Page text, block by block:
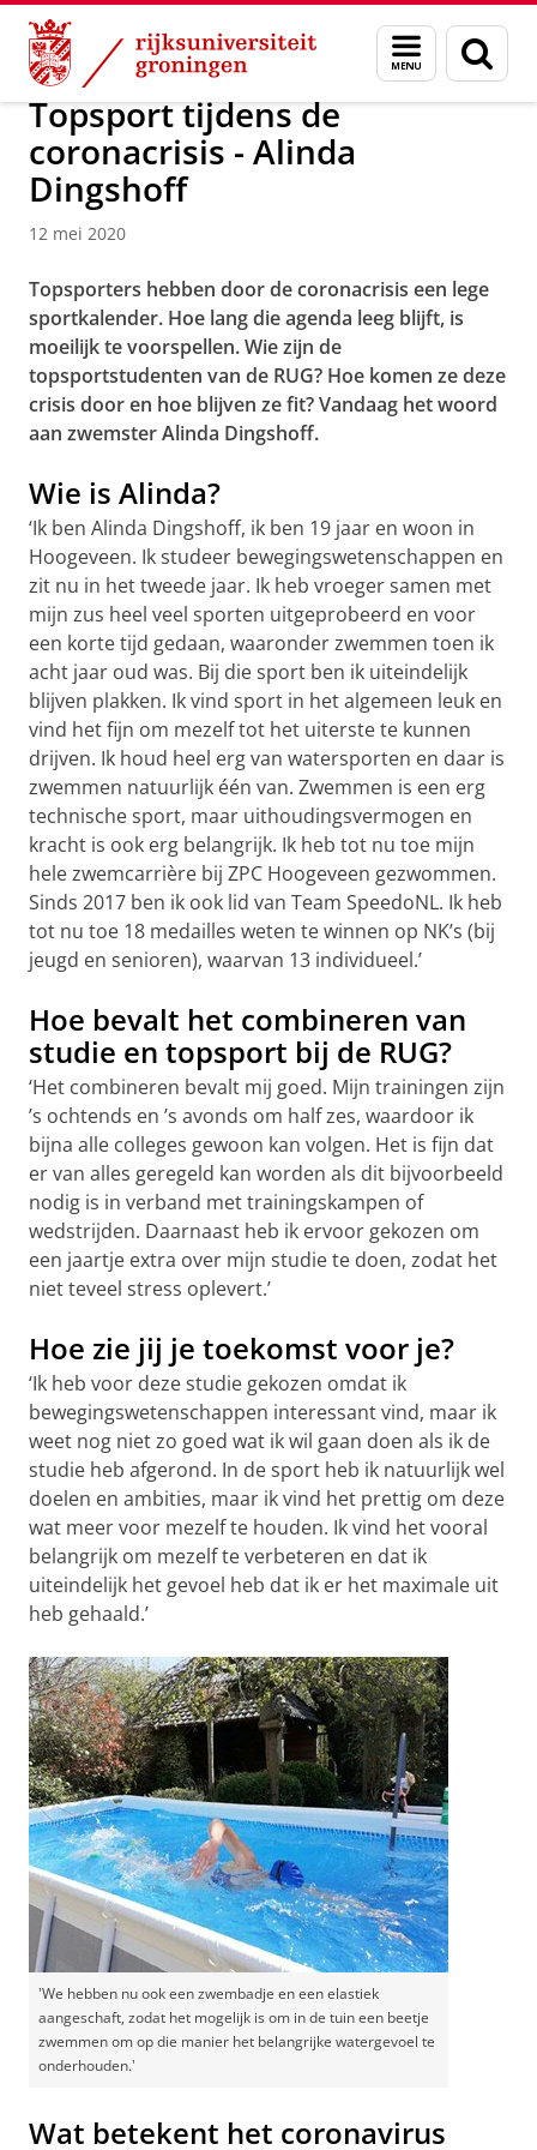
Skip
Content
Skip
Navigation
Menu
en
zoeken
Over ons Actueel Nieuws Nieuwsberichten
Topsport tijdens de
coronacrisis - Alinda
Dingshoff
12 mei 2020
Topsporters hebben door de coronacrisis een lege
sportkalender. Hoe lang die agenda leeg blijft, is
moeilijk te voorspellen. Wie zijn de
topsportstudenten van de RUG? Hoe komen ze deze
crisis door en hoe blijven ze fit? Vandaag het woord
aan zwemster Alinda Dingshoff.
Wie is Alinda?
‘Ik ben Alinda Dingshoff, ik ben 19 jaar en woon in
Hoogeveen. Ik studeer bewegingswetenschappen en
zit nu in het tweede jaar. Ik heb vroeger samen met
mijn zus heel veel sporten uitgeprobeerd en voor
een korte tijd gedaan, waaronder zwemmen toen ik
acht jaar oud was. Bij die sport ben ik uiteindelijk
blijven plakken. Ik vind sport in het algemeen leuk en
vind het fijn om mezelf tot het uiterste te kunnen
drijven. Ik houd heel erg van watersporten en daar is
zwemmen natuurlijk één van. Zwemmen is een erg
technische sport, maar uithoudingsvermogen en
kracht is ook erg belangrijk. Ik heb tot nu toe mijn
hele zwemcarrière bij ZPC Hoogeveen gezwommen.
Sinds 2017 ben ik ook lid van Team SpeedoNL. Ik heb
tot nu toe 18 medailles weten te winnen op NK’s (bij
jeugd en senioren), waarvan 13 individueel.’
Hoe bevalt het combineren van
studie en topsport bij de RUG?
‘Het combineren bevalt mij goed. Mijn trainingen zijn
’s ochtends en ’s avonds om half zes, waardoor ik
bijna alle colleges gewoon kan volgen. Het is fijn dat
er van alles geregeld kan worden als dit bijvoorbeeld
nodig is in verband met trainingskampen of
wedstrijden. Daarnaast heb ik ervoor gekozen om
een jaartje extra over mijn studie te doen, zodat het
niet teveel stress oplevert.’
Hoe zie jij je toekomst voor je?
‘Ik heb voor deze studie gekozen omdat ik
bewegingswetenschappen interessant vind, maar ik
weet nog niet zo goed wat ik wil gaan doen als ik de
studie heb afgerond. In de sport heb ik natuurlijk wel
doelen en ambities, maar ik vind het prettig om deze
wat meer voor mezelf te houden. Ik vind het vooral
belangrijk om mezelf te verbeteren en dat ik
uiteindelijk het gevoel heb dat ik er het maximale uit
heb gehaald.’
'We hebben nu ook een zwembadje en een elastiek
aangeschaft, zodat het mogelijk is om in de tuin een beetje
zwemmen om op die manier het belangrijke watergevoel te
onderhouden.'
Wat betekent het coronavirus